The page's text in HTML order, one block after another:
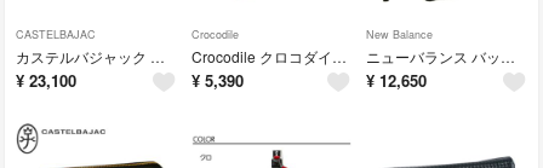
CASTELBAJAC
カステルバジャック ネゼル カブセ長札 081605 ブラック
¥ 23,100
Crocodile
Crocodile クロコダイル 二つ折り財布 205-8682 グリーン
¥ 5,390
New Balance
ニューバランス バックパック LAB55684 クロ/ブルー
¥ 12,650